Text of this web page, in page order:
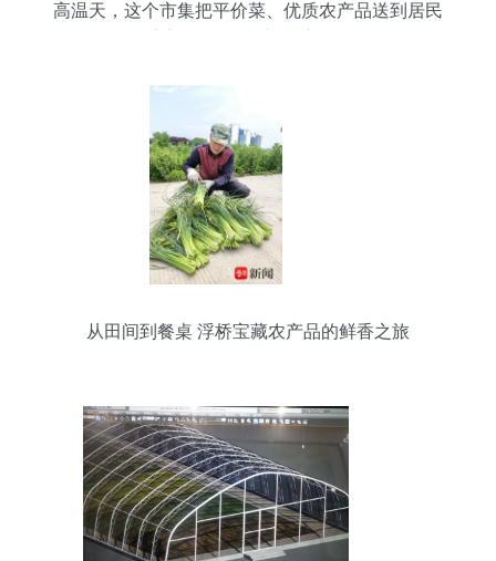
高温天，这个市集把平价菜、优质农产品送到居民
从田间到餐桌 浮桥宝藏农产品的鲜香之旅